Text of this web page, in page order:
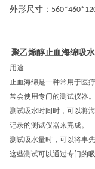
外形尺寸：
聚乙烯醇止血海绵吸
用途
止血海绵是一种常用于医
常会使用专门的测试仪器。
测试吸水时间时，可以将
记录的测试仪器来完成。
测试吸水量时，可以将事
这些测试可以通过专门的